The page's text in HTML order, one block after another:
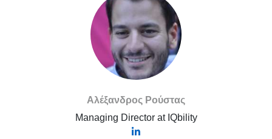
Αλέξανδρος Ρούστας
Managing Director at IQbility